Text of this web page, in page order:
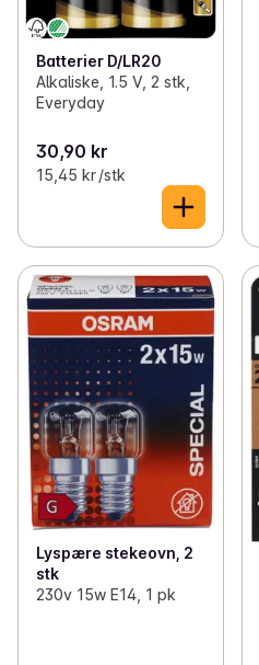
Batterier D/LR20
Alkaliske, 1.5 V, 2 stk,
Everyday
30,90 kr
15,45 kr /stk
Lyspære stekeovn, 2
stk
230v 15w E14, 1 pk